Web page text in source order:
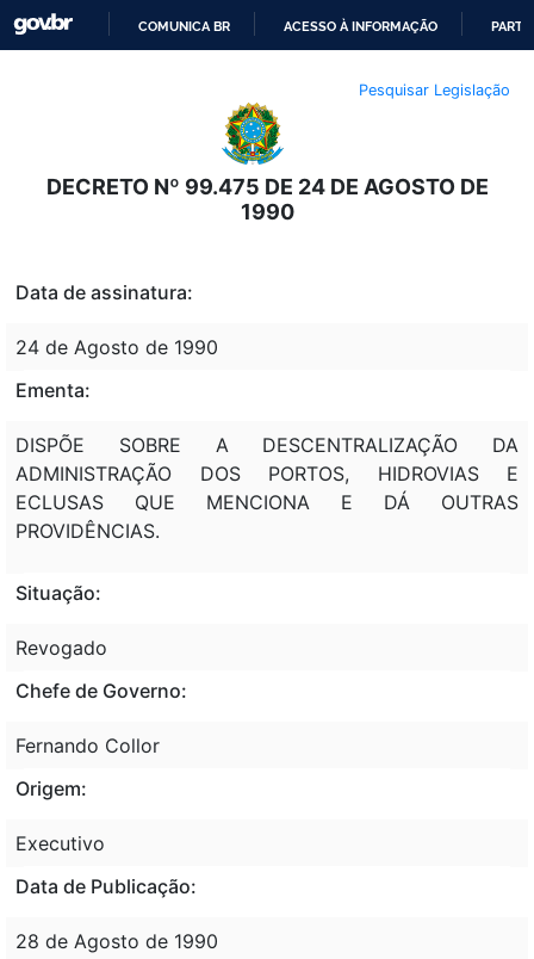
O
CONTEÚDO
COMUNICA BR ACESSO À INFORMAÇÃO
Pesquisar Legislação
DECRETO Nº 99.475 DE 24 DE AGOSTO DE
1990
Data de assinatura:
24 de Agosto de 1990
Ementa:
DISPÕE SOBRE A DESCENTRALIZAÇÃO DA
ADMINISTRAÇÃO DOS PORTOS, HIDROVIAS E
ECLUSAS QUE MENCIONA E DÁ OUTRAS
PROVIDÊNCIAS.
Situação:
Revogado
Chefe de Governo:
Fernando Collor
Origem:
Executivo
Data de Publicação:
28 de Agosto de 1990